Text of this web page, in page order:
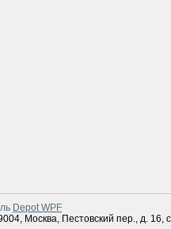
Depot WPF
Москва, Пестовский пер., д. 16,